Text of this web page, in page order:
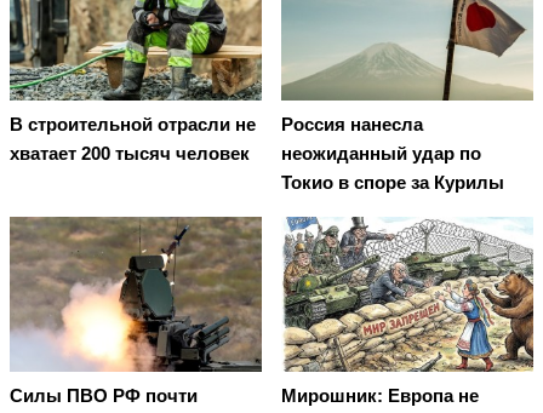
В строительной отрасли не
хватает 200 тысяч человек
Россия нанесла
неожиданный удар по
Токио в споре за Курилы
Cилы ПВО РФ почти
Мирошник: Европа не